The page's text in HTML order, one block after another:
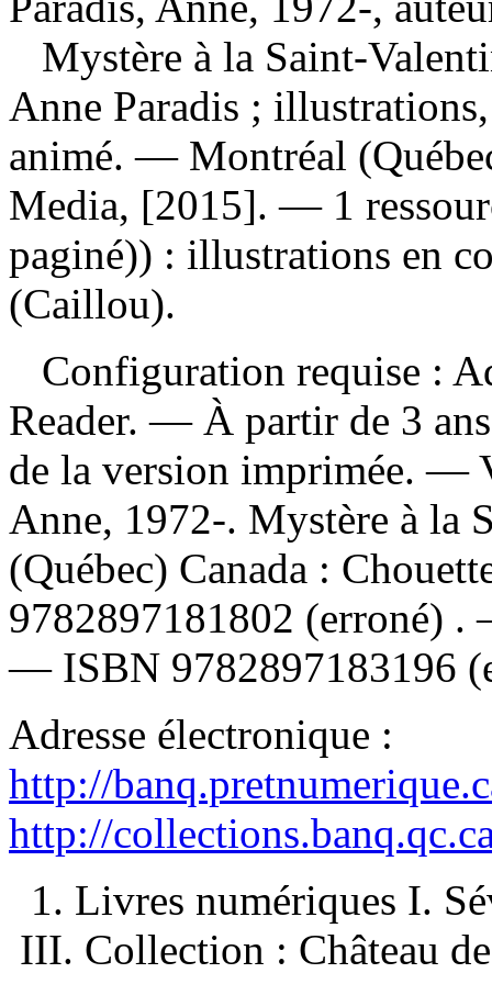
Mystère à la Saint-
Anne Paradis ;
animé. — Montréal
Media, [2015]. — 1
paginé)) : illustrations en
(Caillou).
Configuration requise :
Reader. — À partir de 3
de la version imprimée. —
Anne, 1972-. Mystère à la
(Québec) Canada :
9782897181802 (erroné)
— ISBN 9782897183196
Adresse électronique :
http://
http://
1. Livres numériques I.
III. Collection : Château